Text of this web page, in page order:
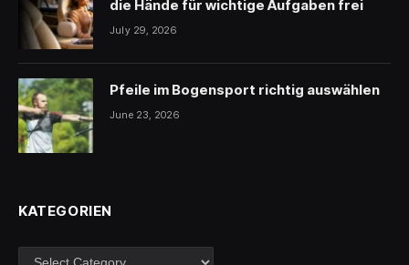
die Hände für wichtige Aufgaben frei
July 29, 2026
Pfeile im Bogensport richtig auswählen
June 23, 2026
KATEGORIEN
Kategorien